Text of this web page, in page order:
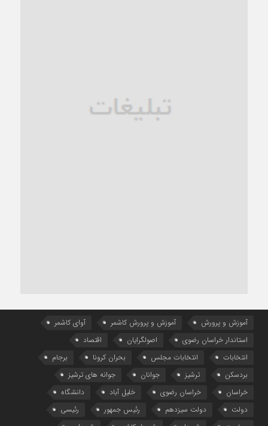
آموزش و پرورش آموزش و پرورش کاشمر
آوای کاشمر
استاندار خراسان رضوی
اصولگرایان
اقتصاد
انتخابات
انتخابات مجلس بحران کرونا
برجام
بردسکن
ترشیز جوانان
جوانه های ترشیز
خراسان
خراسان رضوی خلیل آباد
دانشگاه
دولت
دولت سیزدهم رئیس جمهور
رئیسی